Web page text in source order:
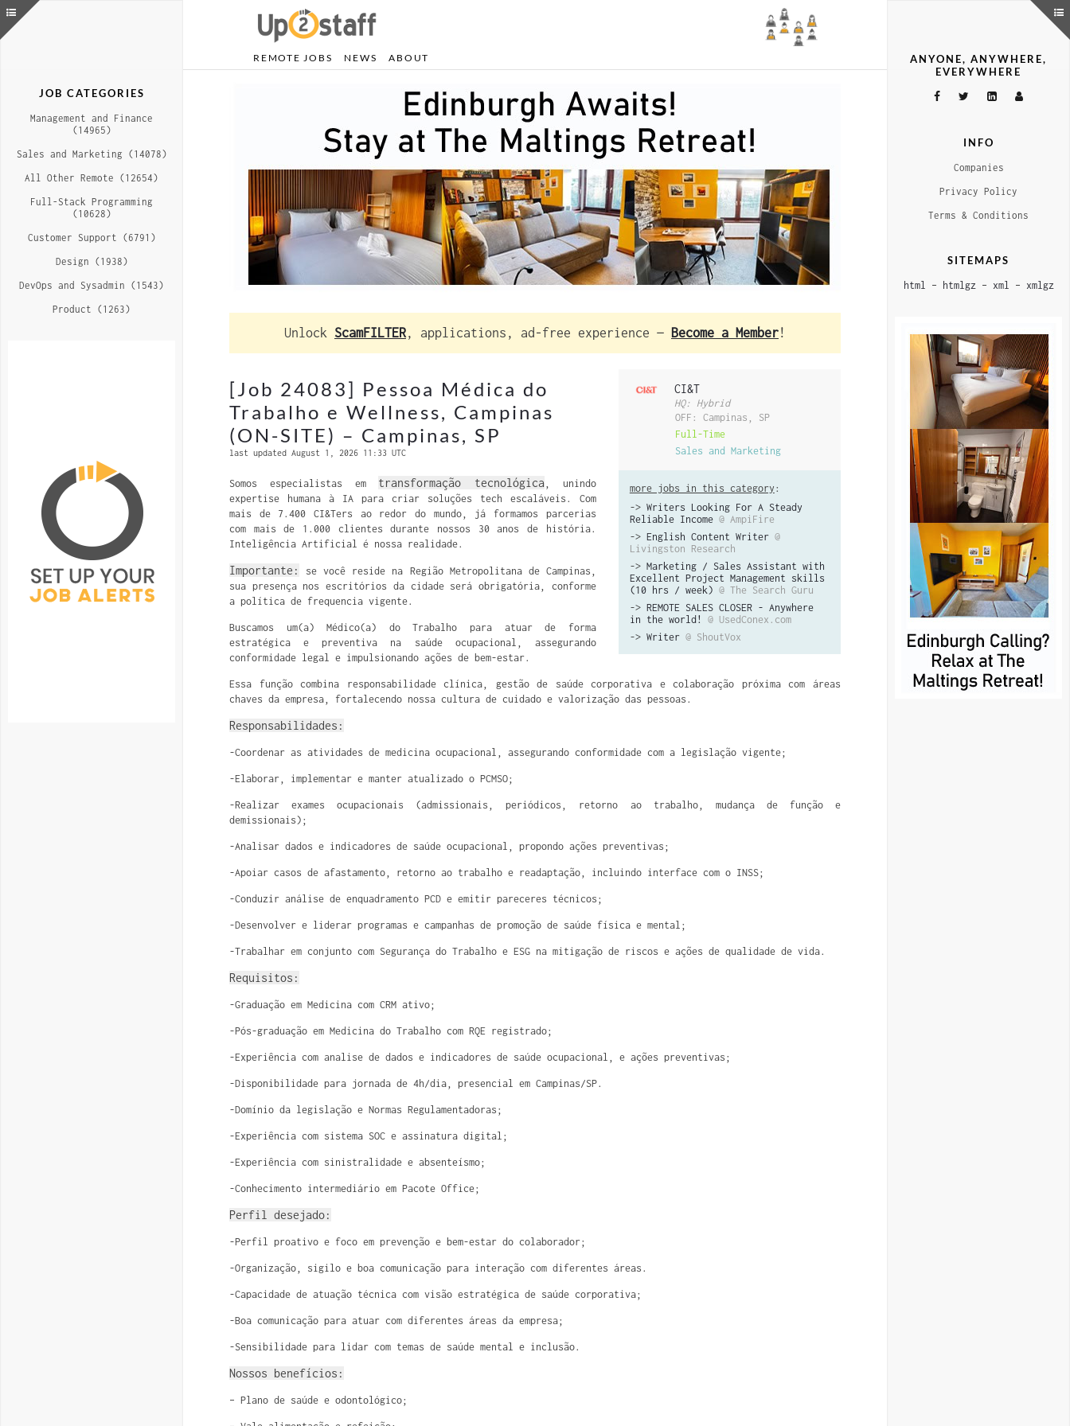
REMOTE JOBS NEWS ABOUT
Unlock ScamFILTER, applications, ad-free experience — Become a Member!
[Job 24083] Pessoa Médica do
Trabalho e Wellness, Campinas
(ON-SITE) – Campinas, SP
last updated August 1, 2026 11:33 UTC
CI&T
HQ: Hybrid
OFF: Campinas, SP
Full-Time
Sales and Marketing
more jobs in this category :
-> Writers Looking For A Steady
Reliable Income @ AmpiFire
-> English Content Writer @
Livingston Research
-> Marketing / Sales Assistant with
Excellent Project Management skills
(10 hrs / week) @ The Search Guru
-> REMOTE SALES CLOSER - Anywhere
in the world!
@ UsedConex.com
-> Writer @ ShoutVox
Somos especialistas em transformação tecnológica , unindo
expertise humana à IA para criar soluções tech escaláveis. Com
mais de 7.400 CI&Ters ao redor do mundo, já formamos parcerias
com mais de 1.000 clientes durante nossos 30 anos de história.
Inteligência Artificial é nossa realidade.
Importante:
se você reside na Região Metropolitana de Campinas,
sua presença nos escritórios da cidade será obrigatória, conforme
a política de frequencia vigente.
Buscamos um(a) Médico(a) do Trabalho para atuar de forma
estratégica e preventiva na saúde ocupacional, assegurando
conformidade legal e impulsionando ações de bem-estar.
Essa função combina responsabilidade clínica, gestão de saúde corporativa e colaboração próxima com áreas
chaves da empresa, fortalecendo nossa cultura de cuidado e valorização das pessoas.
Responsabilidades:
-Coordenar as atividades de medicina ocupacional, assegurando conformidade com a legislação vigente;
-Elaborar, implementar e manter atualizado o PCMSO;
-Realizar exames ocupacionais (admissionais, periódicos, retorno ao trabalho, mudança de função e
demissionais);
-Analisar dados e indicadores de saúde ocupacional, propondo ações preventivas;
-Apoiar casos de afastamento, retorno ao trabalho e readaptação, incluindo interface com o INSS;
-Conduzir análise de enquadramento PCD e emitir pareceres técnicos;
-Desenvolver e liderar programas e campanhas de promoção de saúde física e mental;
-Trabalhar em conjunto com Segurança do Trabalho e ESG na mitigação de riscos e ações de qualidade de vida.
Requisitos:
-Graduação em Medicina com CRM ativo;
-Pós-graduação em Medicina do Trabalho com RQE registrado;
-Experiência com analise de dados e indicadores de saúde ocupacional, e ações preventivas;
-Disponibilidade para jornada de 4h/dia, presencial em Campinas/SP.
-Domínio da legislação e Normas Regulamentadoras;
-Experiência com sistema SOC e assinatura digital;
-Experiência com sinistralidade e absenteísmo;
-Conhecimento intermediário em Pacote Office;
Perfil desejado:
-Perfil proativo e foco em prevenção e bem-estar do colaborador;
-Organização, sigilo e boa comunicação para interação com diferentes áreas.
-Capacidade de atuação técnica com visão estratégica de saúde corporativa;
-Boa comunicação para atuar com diferentes áreas da empresa;
-Sensibilidade para lidar com temas de saúde mental e inclusão.
Nossos benefícios:
– Plano de saúde e odontológico;
ANYONE, ANYWHERE,
EVERYWHERE
INFO
Companies
Privacy Policy
Terms & Conditions
SITEMAPS
html – htmlgz– xml – xmlgz
JOB CATEGORIES
Management and Finance
(14965)
Sales and Marketing (14078)
All Other Remote (12654)
Full-Stack Programming
(10628)
Customer Support (6791)
Design (1938)
DevOps and Sysadmin (1543)
Product (1263)